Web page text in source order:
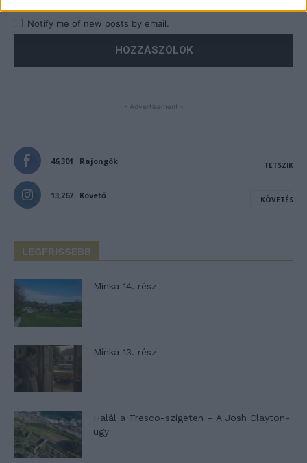
Notify me of new posts by email.
- Advertisement -
46,301 Rajongók TETSZIK
13,262 Követő KÖVETÉS
LEGFRISSEBB
Minka 14. rész
Minka 13. rész
Halál a Tresco-szigeten – A Josh Clayton-
ügy